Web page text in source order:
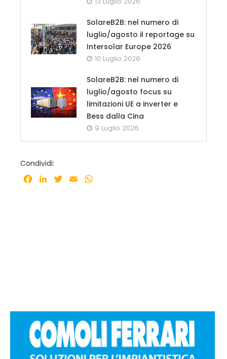
SolareB2B: nel numero di
luglio/agosto il reportage su
Intersolar Europe 2026
10 Luglio 2026
SolareB2B: nel numero di
luglio/agosto focus su
limitazioni UE a inverter e
Bess dalla Cina
9 Luglio 2026
Condividi:
Facebook
LinkedInTwitter
Email